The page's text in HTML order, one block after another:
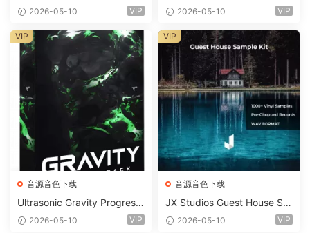
2 WAV
2026-05-10 VIP
d Kit MULTiFORMAT-FANTA
2026-05-10 VIP
音源音色下载
Ultrasonic Gravity Progressi
ve House Sample Pack Ulti
2026-05-10 VIP
VIP
音源音色下载
JX Studios Guest House Sa
mples WAV-FANTASTiC
2026-05-10 VIP
VIP